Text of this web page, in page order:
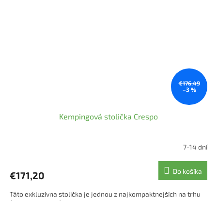
€176,49
–3 %
Kempingová stolička Crespo
7-14 dní
€171,20 Do košíka
Táto exkluzívna stolička je jednou z najkompaktnejších na trhu